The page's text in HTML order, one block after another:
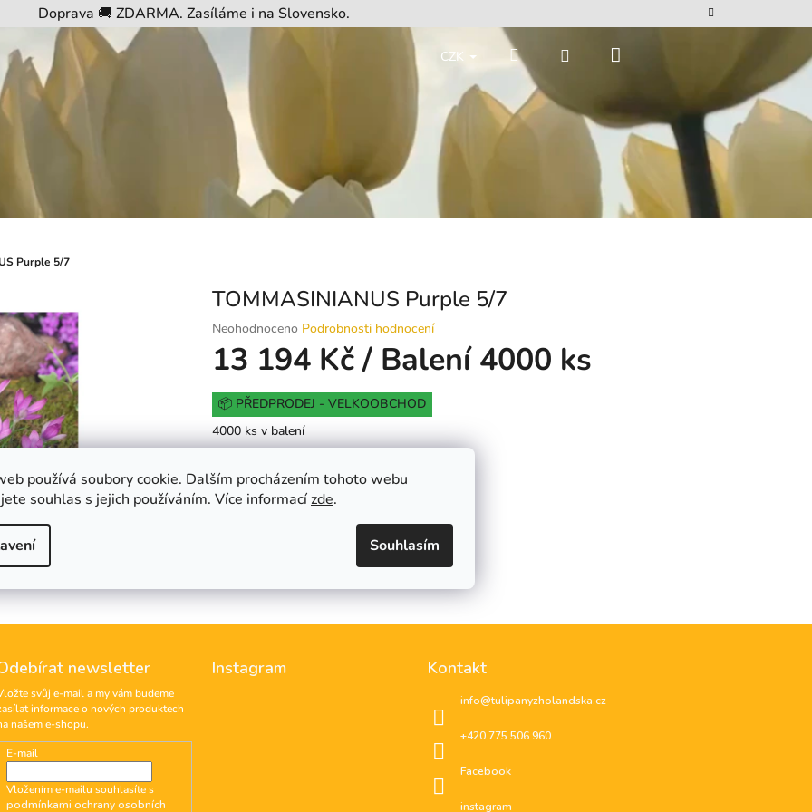
používá soubory cookie. Dalším procházením tohoto webu
souhlas s jejich používáním. Více informacízde.
Souhlasím
Doprava 🚚 ZDARMA. Zasíláme i na Slovensko.
CZK Hledat Přihlášení
Purple 5/7
TOMMASINIANUS Purple 5/7
Průměrné
hodnocení
produktu
0,0
z
5
Neohodnoceno Podrobnosti hodnocení
13 194 Kč/ Balení 4000 ks
Měrná
cena:
📦 PŘEDPRODEJ - VELKOOBCHOD
4000 ks v balení
Do košíku
newsletter
svůj e-mail a my vám budeme
informace o nových produktech
našem e-shopu.
E-mail
Vložením e-mailu souhlasíte s
podmínkami ochrany osobních
Instagram Kontakt
info@tulipanyzholandska.cz
+420 775 506 960
Facebook
instagram